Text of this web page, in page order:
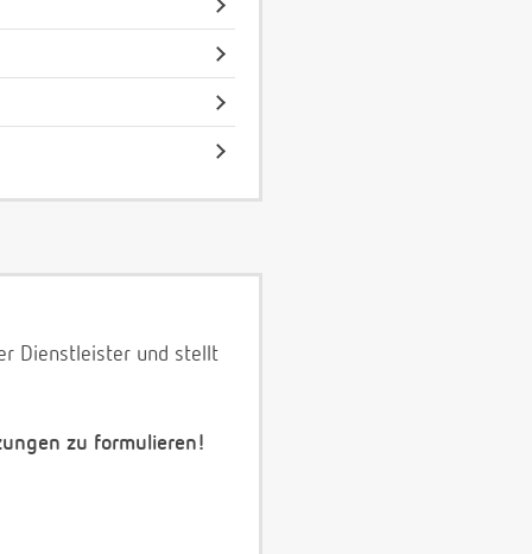
Dienstleister und stellt
zu formulieren!